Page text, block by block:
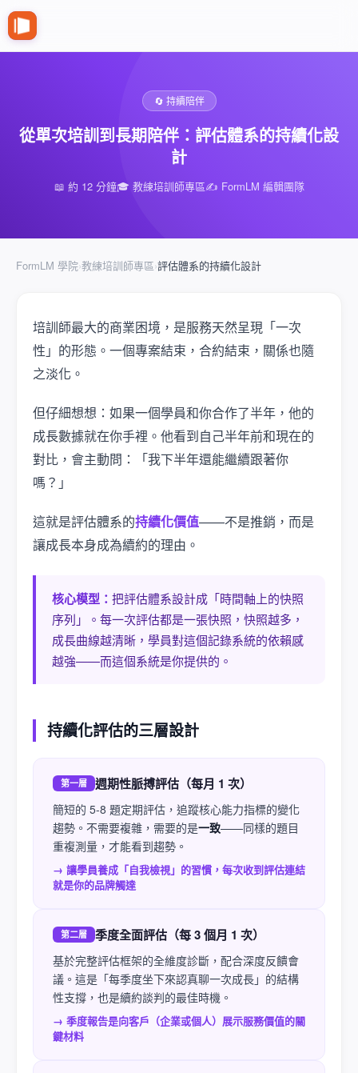
🔄 持續陪伴
從單次培訓到長期陪伴：評估體系的持續化設
計
📖 約 12 分鐘🎓 教練培訓師專區✍️ FormLM 編輯團隊
FormLM 學院›教練培訓師專區›評估體系的持續化設計
培訓師最大的商業困境，是服務天然呈現「一次
性」的形態。一個專案結束，合約結束，關係也隨
之淡化。
但仔細想想：如果一個學員和你合作了半年，他的
成長數據就在你手裡。他看到自己半年前和現在的
對比，會主動問：「我下半年還能繼續跟著你
嗎？」
這就是評估體系的持續化價值——不是推銷，而是
讓成長本身成為續約的理由。
核心模型： 把評估體系設計成「時間軸上的快照
序列」。每一次評估都是一張快照，快照越多，
成長曲線越清晰，學員對這個記錄系統的依賴感
越強——而這個系統是你提供的。
持續化評估的三層設計
第一層 週期性脈搏評估（每月 1 次）
簡短的 5-8 題定期評估，追蹤核心能力指標的變化
趨勢。不需要複雜，需要的是一致——同樣的題目
重複測量，才能看到趨勢。
→ 讓學員養成「自我檢視」的習慣，每次收到評估連結
就是你的品牌觸達
第二層 季度全面評估（每 3 個月 1 次）
基於完整評估框架的全維度診斷，配合深度反饋會
議。這是「每季度坐下來認真聊一次成長」的結構
性支撐，也是續約談判的最佳時機。
→ 季度報告是向客戶（企業或個人）展示服務價值的關
鍵材料